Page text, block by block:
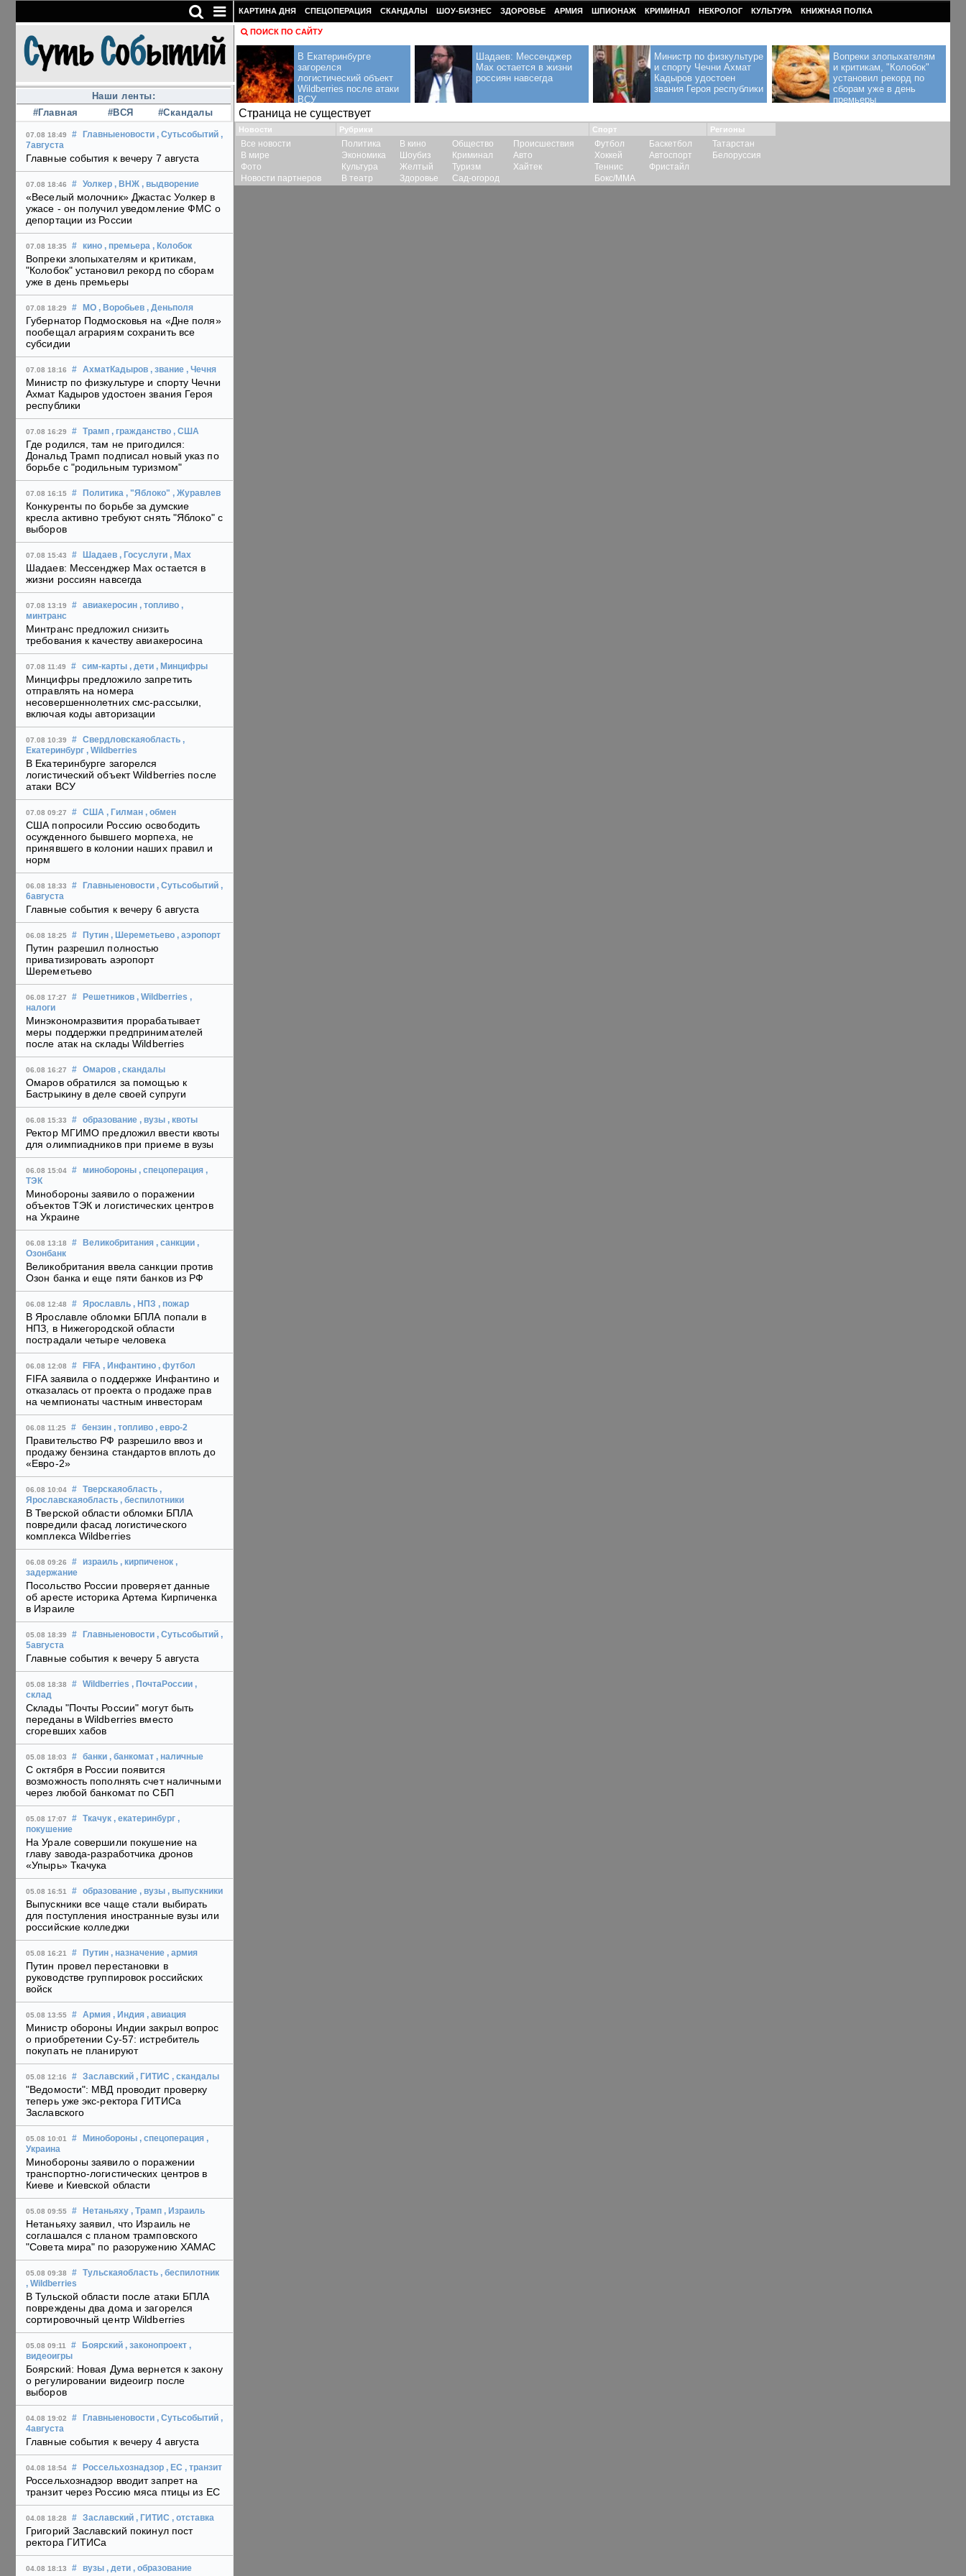
Наши ленты:
#Главная
#ВСЯ #Скандалы
07.08 18:49 # Главныеновости , Сутьсобытий ,
7августа
Главные события к вечеру 7 августа
07.08 18:46 # Уолкер , ВНЖ , выдворение
«Веселый молочник» Джастас Уолкер в
ужасе - он получил уведомление ФМС о
депортации из России
07.08 18:35 # кино , премьера , Колобок
Вопреки злопыхателям и критикам,
"Колобок" установил рекорд по сборам
уже в день премьеры
07.08 18:29 # МО , Воробьев , Деньполя
Губернатор Подмосковья на «Дне поля»
пообещал аграриям сохранить все
субсидии
07.08 18:16 # АхматКадыров , звание , Чечня
Министр по физкультуре и спорту Чечни
Ахмат Кадыров удостоен звания Героя
республики
07.08 16:29 # Трамп , гражданство , США
Где родился, там не пригодился:
Дональд Трамп подписал новый указ по
борьбе с "родильным туризмом"
07.08 16:15 # Политика , "Яблоко" , Журавлев
Конкуренты по борьбе за думские
кресла активно требуют снять "Яблоко" с
выборов
07.08 15:43 # Шадаев , Госуслуги , Max
Шадаев: Мессенджер Max остается в
жизни россиян навсегда
07.08 13:19 # авиакеросин , топливо ,
минтранс
Минтранс предложил снизить
требования к качеству авиакеросина
07.08 11:49 # сим-карты , дети , Минцифры
Минцифры предложило запретить
отправлять на номера
несовершеннолетних смс-рассылки,
включая коды авторизации
07.08 10:39 # Свердловскаяобласть ,
Екатеринбург , Wildberries
В Екатеринбурге загорелся
логистический объект Wildberries после
атаки ВСУ
07.08 09:27 # США , Гилман , обмен
США попросили Россию освободить
осужденного бывшего морпеха, не
принявшего в колонии наших правил и
норм
06.08 18:33 # Главныеновости , Сутьсобытий ,
6августа
Главные события к вечеру 6 августа
06.08 18:25 # Путин , Шереметьево , аэропорт
Путин разрешил полностью
приватизировать аэропорт
Шереметьево
06.08 17:27 # Решетников , Wildberries ,
налоги
Минэкономразвития прорабатывает
меры поддержки предпринимателей
после атак на склады Wildberries
06.08 16:27 # Омаров , скандалы
Омаров обратился за помощью к
Бастрыкину в деле своей супруги
06.08 15:33 # образование , вузы , квоты
Ректор МГИМО предложил ввести квоты
для олимпиадников при приеме в вузы
06.08 15:04 # минобороны , спецоперация ,
ТЭК
Минобороны заявило о поражении
объектов ТЭК и логистических центров
на Украине
06.08 13:18 # Великобритания , санкции ,
Озонбанк
Великобритания ввела санкции против
Озон банка и еще пяти банков из РФ
06.08 12:48 # Ярославль , НПЗ , пожар
В Ярославле обломки БПЛА попали в
НПЗ, в Нижегородской области
пострадали четыре человека
06.08 12:08 # FIFA , Инфантино , футбол
FIFA заявила о поддержке Инфантино и
отказалась от проекта о продаже прав
на чемпионаты частным инвесторам
06.08 11:25 # бензин , топливо , евро-2
Правительство РФ разрешило ввоз и
продажу бензина стандартов вплоть до
«Евро-2»
06.08 10:04 # Тверскаяобласть ,
Ярославскаяобласть , беспилотники
В Тверской области обломки БПЛА
повредили фасад логистического
комплекса Wildberries
06.08 09:26 # израиль , кирпиченок ,
задержание
Посольство России проверяет данные
об аресте историка Артема Кирпиченка
в Израиле
05.08 18:39 # Главныеновости , Сутьсобытий ,
5августа
Главные события к вечеру 5 августа
05.08 18:38 # Wildberries , ПочтаРоссии ,
склад
Склады "Почты России" могут быть
переданы в Wildberries вместо
сгоревших хабов
05.08 18:03 # банки , банкомат , наличные
С октября в России появится
возможность пополнять счет наличными
через любой банкомат по СБП
05.08 17:07 # Ткачук , екатеринбург ,
покушение
На Урале совершили покушение на
главу завода-разработчика дронов
«Упырь» Ткачука
05.08 16:51 # образование , вузы , выпускники
Выпускники все чаще стали выбирать
для поступления иностранные вузы или
российские колледжи
05.08 16:21 # Путин , назначение , армия
Путин провел перестановки в
руководстве группировок российских
войск
05.08 13:55 # Армия , Индия , авиация
Министр обороны Индии закрыл вопрос
о приобретении Су-57: истребитель
покупать не планируют
05.08 12:16 # Заславский , ГИТИС , скандалы
"Ведомости": МВД проводит проверку
теперь уже экс-ректора ГИТИСа
Заславского
05.08 10:01 # Минобороны , спецоперация ,
Украина
Минобороны заявило о поражении
транспортно-логистических центров в
Киеве и Киевской области
05.08 09:55 # Нетаньяху , Трамп , Израиль
Нетаньяху заявил, что Израиль не
соглашался с планом трамповского
"Совета мира" по разоружению ХАМАС
05.08 09:38 # Тульскаяобласть , беспилотник
, Wildberries
В Тульской области после атаки БПЛА
повреждены два дома и загорелся
сортировочный центр Wildberries
05.08 09:11 # Боярский , законопроект ,
видеоигры
Боярский: Новая Дума вернется к закону
о регулировании видеоигр после
выборов
04.08 19:02 # Главныеновости , Сутьсобытий ,
4августа
Главные события к вечеру 4 августа
04.08 18:54 # Россельхознадзор , ЕС , транзит
Россельхознадзор вводит запрет на
транзит через Россию мяса птицы из ЕС
04.08 18:28 # Заславский , ГИТИС , отставка
Григорий Заславский покинул пост
ректора ГИТИСа
04.08 18:13 # вузы , дети , образование
КАРТИНА ДНЯ СПЕЦОПЕРАЦИЯ СКАНДАЛЫ ШОУ-БИЗНЕС ЗДОРОВЬЕ АРМИЯ ШПИОНАЖ КРИМИНАЛ НЕКРОЛОГ КУЛЬТУРА КНИЖНАЯ ПОЛКА
ПОИСК ПО САЙТУ
В Екатеринбурге
загорелся
логистический объект
Wildberries после атаки
ВСУ
Шадаев: Мессенджер
Max остается в жизни
россиян навсегда
Министр по физкультуре
и спорту Чечни Ахмат
Кадыров удостоен
звания Героя республики
Вопреки злопыхателям
и критикам, "Колобок"
установил рекорд по
сборам уже в день
премьеры
Страница не существует
Новости
Все новости
В мире
Фото
Новости партнеров
Рубрики
Политика
Экономика
Культура
В театр
В кино
Шоубиз
Желтый
Здоровье
Общество
Криминал
Туризм
Сад-огород
Происшествия
Авто
Хайтек
Спорт
Футбол
Хоккей
Теннис
Бокс/ММА
Баскетбол
Автоспорт
Фристайл
Регионы
Татарстан
Белоруссия